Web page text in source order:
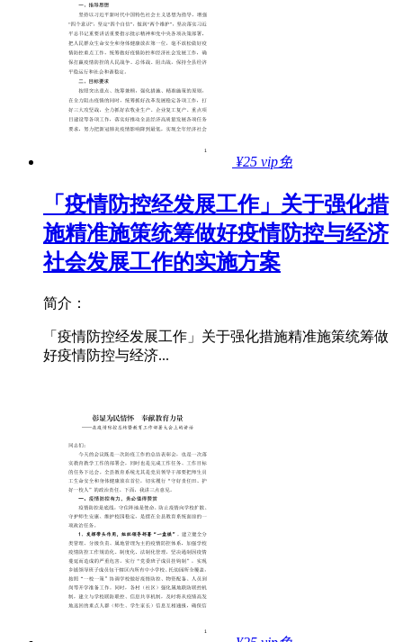
¥25 vip免
「疫情防控经发展工作」关于强化措
施精准施策统筹做好疫情防控与经济
社会发展工作的实施方案
简介：
「疫情防控经发展工作」关于强化措施精准施策统筹做
好疫情防控与经济...